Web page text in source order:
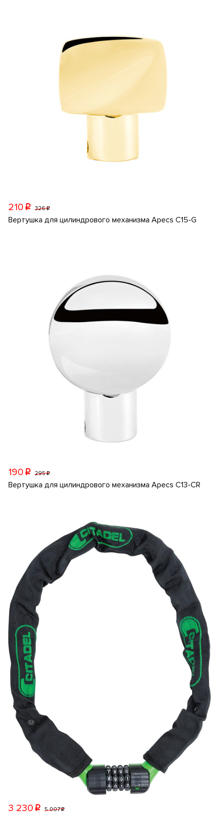
210 p 326p
Вертушка для цилиндрового механизма Apecs C15-G
190 p 295p
Вертушка для цилиндрового механизма Apecs C13-CR
3 230 p 5 007p